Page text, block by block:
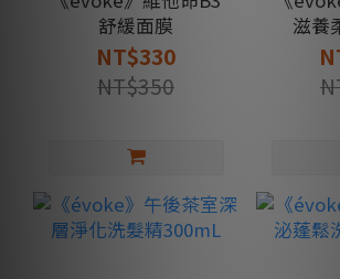
舒緩面膜
NT$330
NT$350
滋養